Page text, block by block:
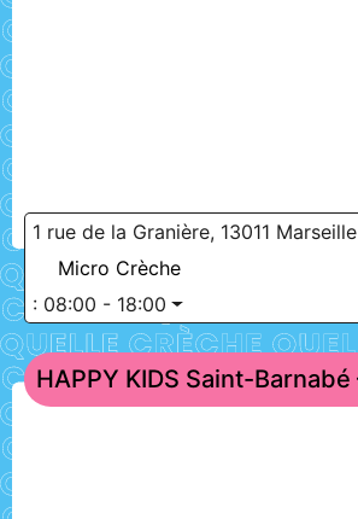
1 rue de la Granière, 13011 Marseille
Micro Crèche
: 08:00 - 18:00